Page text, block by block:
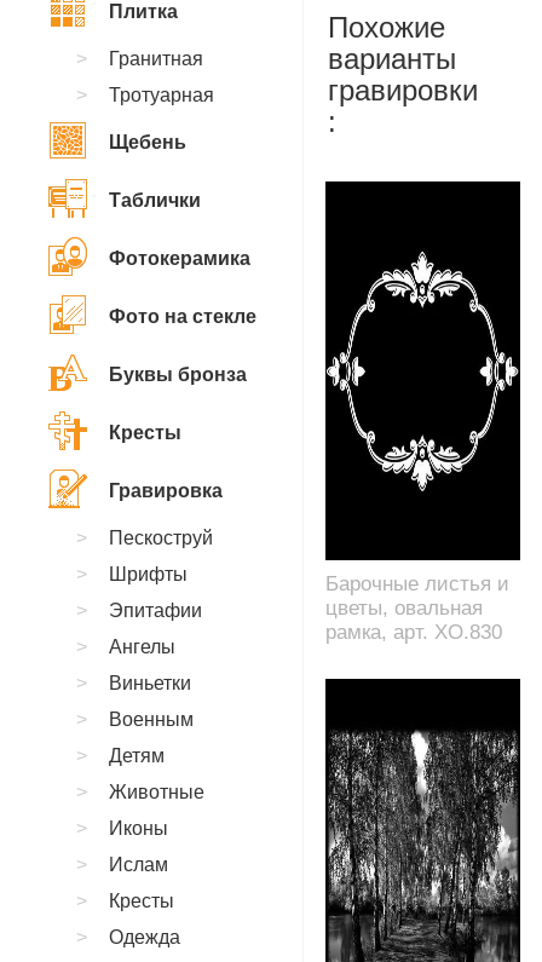
Похожие
варианты
гравировки
:
Барочные листья и
цветы, овальная
рамка, арт. XO.830
Плитка
Гранитная
Тротуарная
Щебень
Таблички
Фотокерамика
Фото на стекле
Буквы бронза
Кресты
Гравировка
Пескоструй
Шрифты
Эпитафии
Ангелы
Виньетки
Военным
Детям
Животные
Иконы
Ислам
Кресты
Одежда